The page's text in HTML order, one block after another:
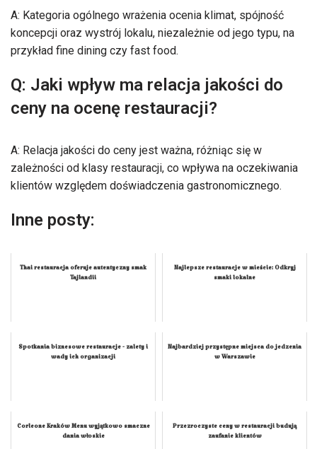
A: Kategoria ogólnego wrażenia ocenia klimat, spójność
koncepcji oraz wystrój lokalu, niezależnie od jego typu, na
przykład fine dining czy fast food.
Q: Jaki wpływ ma relacja jakości do
ceny na ocenę restauracji?
A: Relacja jakości do ceny jest ważna, różniąc się w
zależności od klasy restauracji, co wpływa na oczekiwania
klientów względem doświadczenia gastronomicznego.
Inne posty:
Thai restauracja oferuje autentyczny smak
Tajlandii
Najlepsze restauracje w mieście: Odkryj
smaki lokalne
Spotkania biznesowe restauracje - zalety i
wady ich organizacji
Najbardziej przystępne miejsca do jedzenia
w Warszawie
Corleone Kraków Menu wyjątkowo smaczne
dania włoskie
Przezroczyste ceny w restauracji budują
zaufanie klientów